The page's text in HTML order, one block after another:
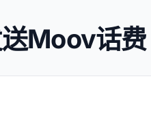
Moov话费